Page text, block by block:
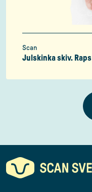
Scan
Julskinka skiv. Raps